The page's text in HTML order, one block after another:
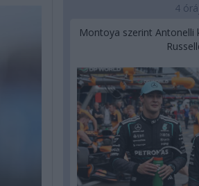
4
Montoya szerint Antonelli